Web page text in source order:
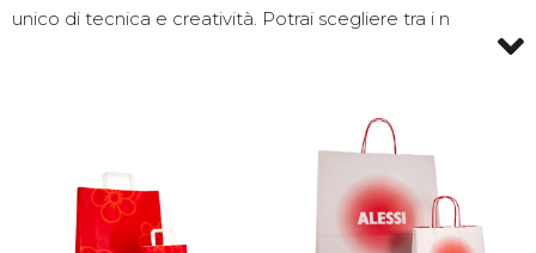
unico di tecnica e creatività. Potrai scegliere tra i n